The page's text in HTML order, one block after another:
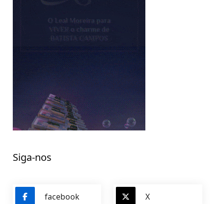
Siga-nos
facebook X